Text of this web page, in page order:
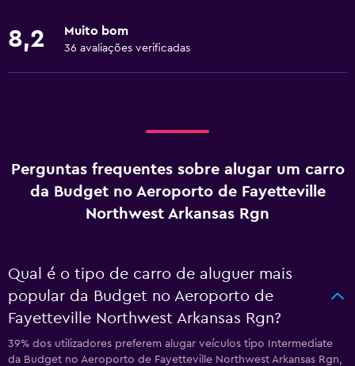
8,2 Muito bom
36 avaliações verificadas
Perguntas frequentes sobre alugar um carro
da Budget no Aeroporto de Fayetteville
Northwest Arkansas Rgn
Qual é o tipo de carro de aluguer mais
popular da Budget no Aeroporto de
Fayetteville Northwest Arkansas Rgn?
39% dos utilizadores preferem alugar veículos tipo Intermediate
da Budget no Aeroporto de Fayetteville Northwest Arkansas Rgn,